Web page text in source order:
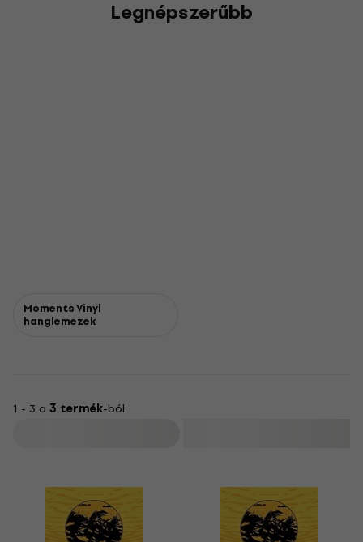
Legnépszerűbb
Moments Vinyl
hanglemezek
1 - 3 a 3 termék-ból